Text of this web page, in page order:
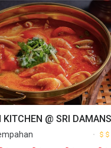
KITCHEN @ SRI